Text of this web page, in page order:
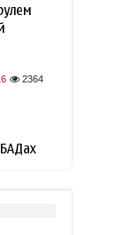
Patriot
США
море
2364